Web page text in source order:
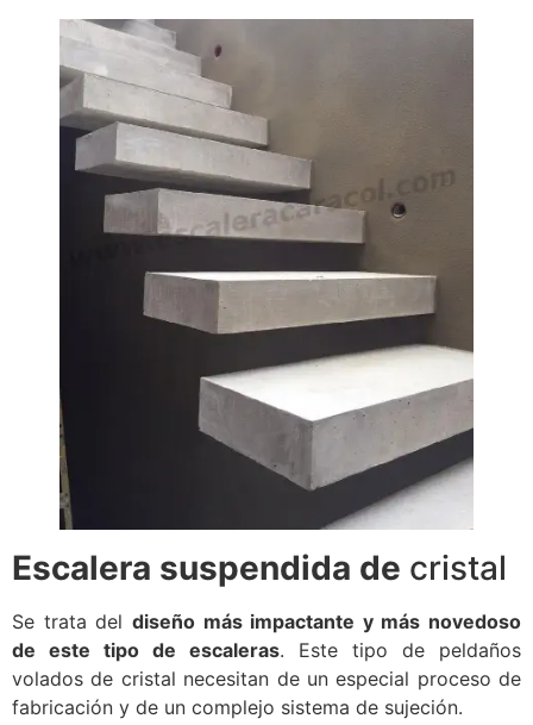
Escalera suspendida de cristal
Se trata del diseño más impactante y más novedoso
de este tipo de escaleras. Este tipo de peldaños
volados de cristal necesitan de un especial proceso de
fabricación y de un complejo sistema de sujeción.